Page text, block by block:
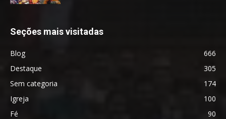
Seções mais visitadas
Blog
666
Destaque
305
Sem categoria
174
Igreja
100
Fé
90